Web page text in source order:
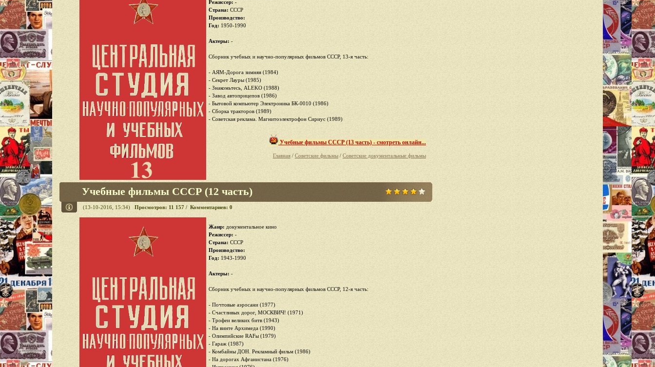
Режиссер: -
Страна: СССР
Производство:
Год: 1950-1990
Актеры: -
Сборник учебных и научно-популярных фильмов СССР, 13-я часть:
- АЯМ-Дорога зимняя (1984)
- Секрет Лауры (1985)
- Знакомьтесь, ALEKO (1988)
- Завод автоприцепов (1986)
- Бытовой компьютер Электроника БК-0010 (1986)
- Сборка тракторов (1989)
- Советская реклама. Магнитоэлектрофон Сириус (1989)
Учебные фильмы СССР (13 часть) - смотреть онлайн...
Главная / Советские фильмы / Советские документальные фильмы
Учебные фильмы СССР (12 часть)
(13-10-2016, 15:34) Просмотров: 11 157 / Комментариев: 0
Жанр: документальное кино
Режиссер: -
Страна: СССР
Производство:
Год: 1943-1990
Актеры: -
Сборник учебных и научно-популярных фильмов СССР, 12-я часть:
- Почтовые аэросани (1977)
- Счастливых дорог, МОСКВИЧ! (1971)
- Трофеи великих битв (1943)
- На винте Архимеда (1990)
- Олимпийские RAFы (1979)
- Гараж (1987)
- Комбайны ДОН. Рекламный фильм (1986)
- На дорогах Афганистана (1976)